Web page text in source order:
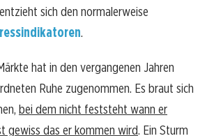
sich den normalerweise
.
hat in den vergangenen Jahren
Ruhe zugenommen. Es braut sich
bei dem nicht feststeht wann er
gewiss das er kommen wird. Ein Sturm